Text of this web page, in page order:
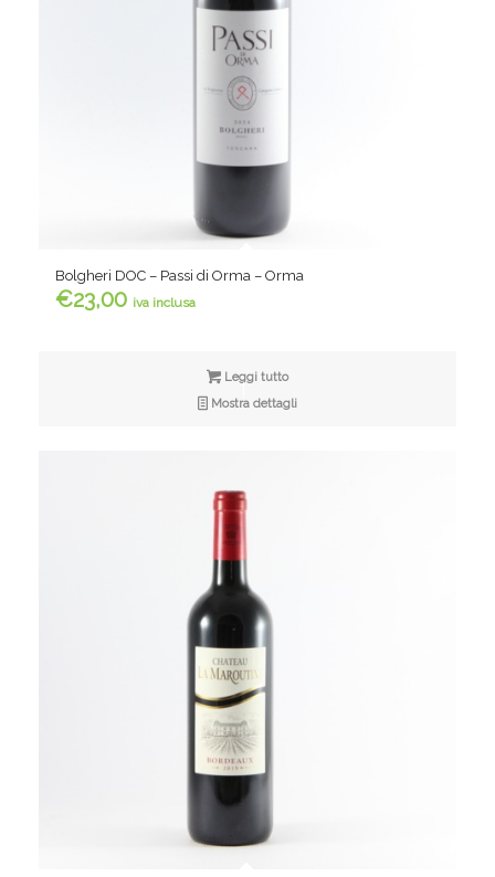
Bolgheri DOC – Passi di Orma – Orma
€23,00 iva inclusa
Leggi tutto
Mostra dettagli